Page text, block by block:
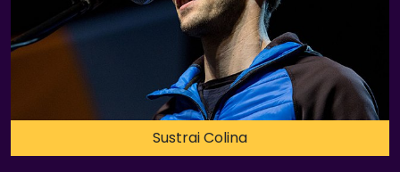
Sustrai Colina